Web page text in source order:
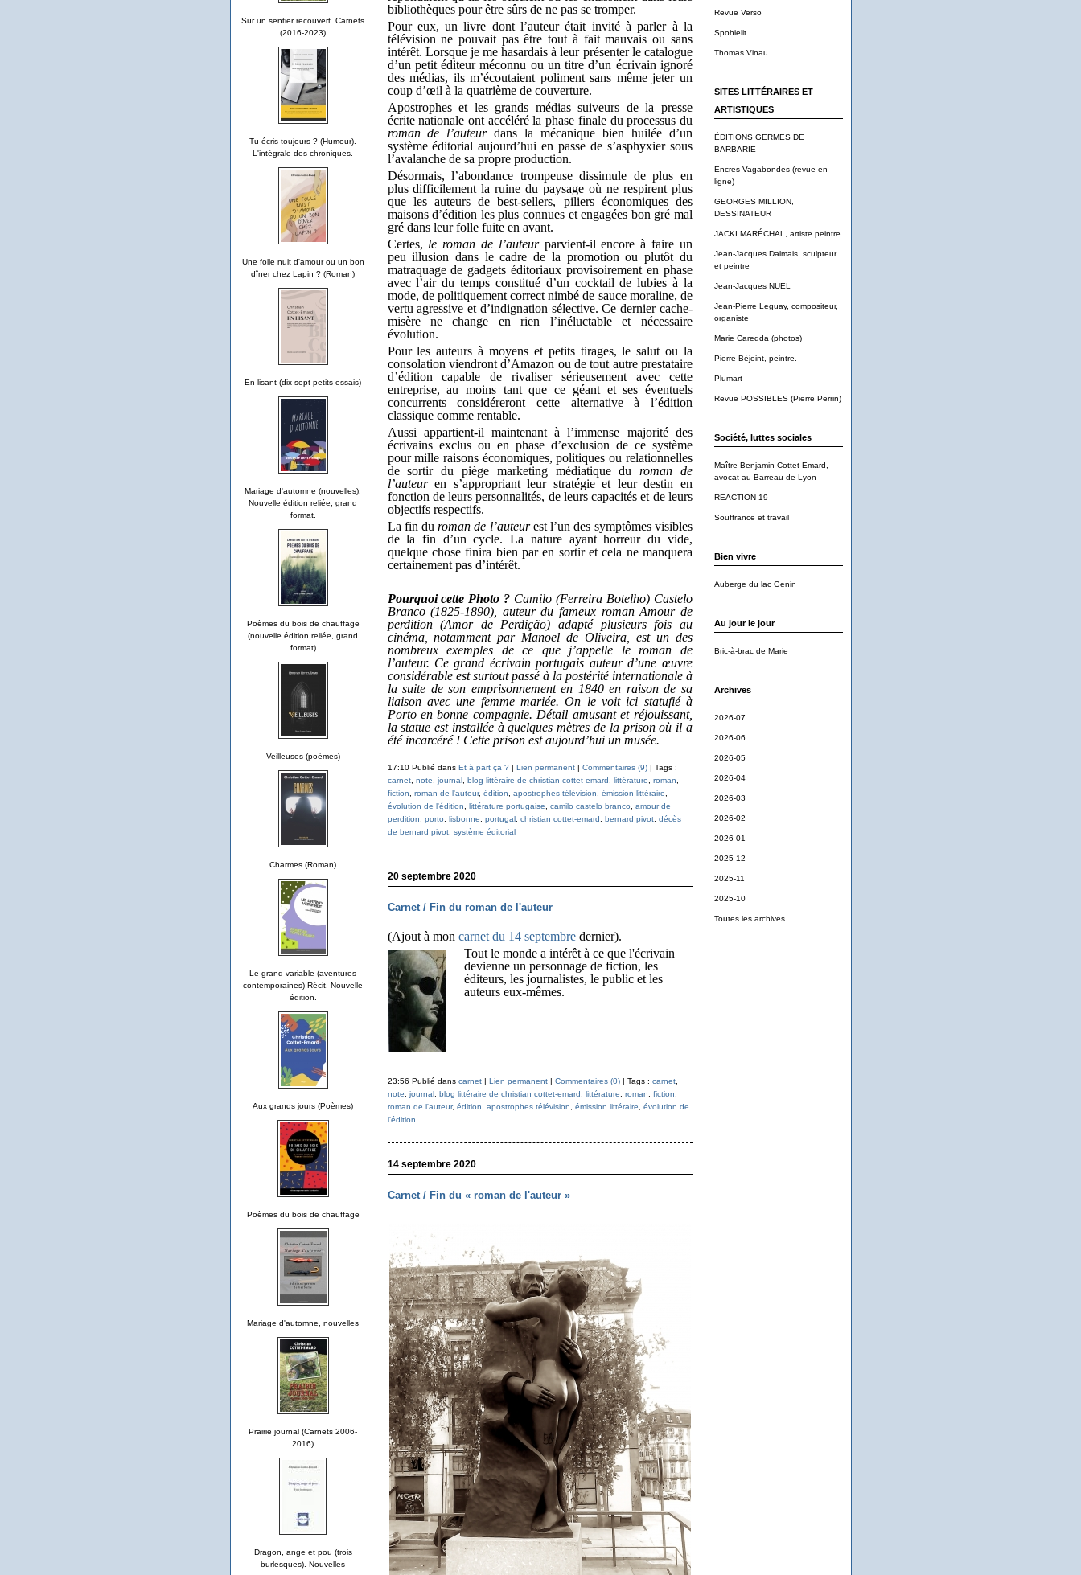
Sur un sentier recouvert. Carnets
(2016-2023)
Tu écris toujours ? (Humour).
L'intégrale des chroniques.
Une folle nuit d'amour ou un bon
dîner chez Lapin ? (Roman)
En lisant (dix-sept petits essais)
Mariage d'automne (nouvelles).
Nouvelle édition reliée, grand
format.
Poèmes du bois de chauffage
(nouvelle édition reliée, grand
format)
Veilleuses (poèmes)
Charmes (Roman)
Le grand variable (aventures
contemporaines) Récit. Nouvelle
édition.
Aux grands jours (Poèmes)
Poèmes du bois de chauffage
Mariage d'automne, nouvelles
Prairie journal (Carnets 2006-
2016)
Dragon, ange et pou (trois
burlesques). Nouvelles
Revue Verso
Spohielit
Thomas Vinau
SITES LITTÉRAIRES ET
ARTISTIQUES
ÉDITIONS GERMES DE
BARBARIE
Encres Vagabondes (revue en
ligne)
GEORGES MILLION,
DESSINATEUR
JACKI MARÉCHAL, artiste peintre
Jean-Jacques Dalmais, sculpteur
et peintre
Jean-Jacques NUEL
Jean-Pierre Leguay, compositeur,
organiste
Marie Caredda (photos)
Pierre Béjoint, peintre.
Plumart
Revue POSSIBLES (Pierre Perrin)
Société, luttes sociales
Maître Benjamin Cottet Emard,
avocat au Barreau de Lyon
REACTION 19
Souffrance et travail
Bien vivre
Auberge du lac Genin
Au jour le jour
Bric-à-brac de Marie
Archives
2026-07
2026-06
2026-05
2026-04
2026-03
2026-02
2026-01
2025-12
2025-11
2025-10
Toutes les archives
bibliothèques pour être sûrs de ne pas se tromper.
Pour eux, un livre dont l’auteur était invité à parler à la
télévision ne pouvait pas être tout à fait mauvais ou sans
intérêt. Lorsque je me hasardais à leur présenter le catalogue
d’un petit éditeur méconnu ou un titre d’un écrivain ignoré
des médias, ils m’écoutaient poliment sans même jeter un
coup d’œil à la quatrième de couverture.
Apostrophes et les grands médias suiveurs de la presse
écrite nationale ont accéléré la phase finale du processus du
roman de l’auteurdans la mécanique bien huilée d’un
système éditorial aujourd’hui en passe de s’asphyxier sous
l’avalanche de sa propre production.
Désormais, l’abondance trompeuse dissimule de plus en
plus difficilement la ruine du paysage où ne respirent plus
que les auteurs de best-sellers, piliers économiques des
maisons d’édition les plus connues et engagées bon gré mal
gré dans leur folle fuite en avant.
Certes, le roman de l’auteurparvient-il encore à faire un
peu illusion dans le cadre de la promotion ou plutôt du
matraquage de gadgets éditoriaux provisoirement en phase
avec l’air du temps constitué d’un cocktail de lubies à la
mode, de politiquement correct nimbé de sauce moraline, de
vertu agressive et d’indignation sélective. Ce dernier cache-
misère ne change en rien l’inéluctable et nécessaire
évolution.
Pour les auteurs à moyens et petits tirages, le salut ou la
consolation viendront d’Amazon ou de tout autre prestataire
d’édition capable de rivaliser sérieusement avec cette
entreprise, au moins tant que ce géant et ses éventuels
concurrents considéreront cette alternative à l’édition
classique comme rentable.
Aussi appartient-il maintenant à l’immense majorité des
écrivains exclus ou en phase d’exclusion de ce système
pour mille raisons économiques, politiques ou relationnelles
de sortir du piège marketing médiatique duroman de
l’auteuren s’appropriant leur stratégie et leur destin en
fonction de leurs personnalités, de leurs capacités et de leurs
objectifs respectifs.
La fin duroman de l’auteurest l’un des symptômes visibles
de la fin d’un cycle. La nature ayant horreur du vide,
quelque chose finira bien par en sortir et cela ne manquera
certainement pas d’intérêt.
Pourquoi cette Photo ? Camilo (Ferreira Botelho) Castelo
Branco (1825-1890), auteur du fameux roman Amour de
perdition (Amor de Perdição) adapté plusieurs fois au
cinéma, notamment par Manoel de Oliveira, est un des
nombreux exemples de ce que j’appelle le roman de
l’auteur. Ce grand écrivain portugais auteur d’une œuvre
considérable est surtout passé à la postérité internationale à
la suite de son emprisonnement en 1840 en raison de sa
liaison avec une femme mariée. On le voit ici statufié à
Porto en bonne compagnie. Détail amusant et réjouissant,
la statue est installée à quelques mètres de la prison où il a
été incarcéré ! Cette prison est aujourd’hui un musée.
17:10 Publié dans Et à part ça ? | Lien permanent| Commentaires (9)| Tags :
carnet, note journal, blog littéraire de christian cottet-emard littérature roman
fiction
roman de l'auteur, édition apostrophes télévision émission littéraire
évolution de l'édition
littérature portugaise camilo castelo branco
amour de
perdition
porto lisbonne portugal, christian cottet-emard bernard pivot, décès
de bernard pivot, système éditorial
20 septembre 2020
Carnet / Fin du roman de l'auteur
(Ajout à mon carnet du 14 septembredernier).
Tout le monde a intérêt à ce que l'écrivain
devienne un personnage de fiction, les
éditeurs, les journalistes, le public et les
auteurs eux-mêmes.
23:56 Publié dans carnet| Lien permanent| Commentaires (0)| Tags : carnet,
note
journal, blog littéraire de christian cottet-emard littérature roman fiction
roman de l'auteur, édition apostrophes télévision émission littéraire
évolution de
l'édition
14 septembre 2020
Carnet / Fin du « roman de l'auteur »